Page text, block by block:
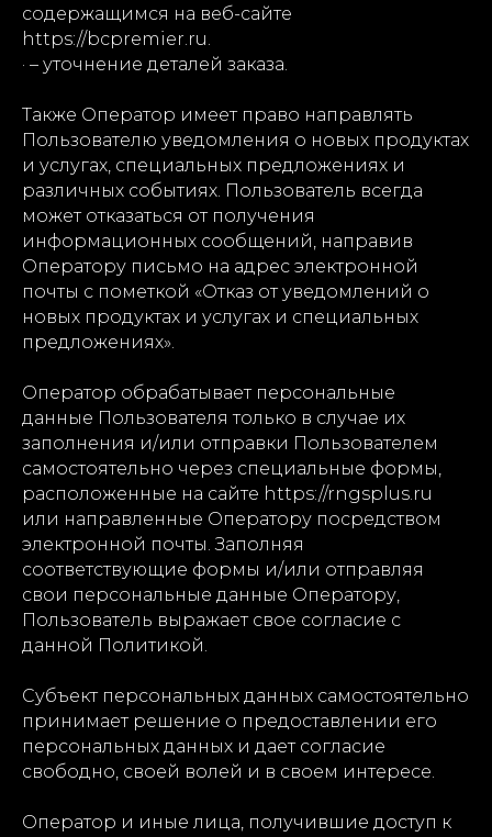
содержащимся на веб-сайте
https://bcpremier.ru.
· – уточнение деталей заказа.
Также Оператор имеет право направлять
Пользователю уведомления о новых продуктах
и услугах, специальных предложениях и
различных событиях. Пользователь всегда
может отказаться от получения
информационных сообщений, направив
Оператору письмо на адрес электронной
почты с пометкой «Отказ от уведомлений о
новых продуктах и услугах и специальных
предложениях».
Оператор обрабатывает персональные
данные Пользователя только в случае их
заполнения и/или отправки Пользователем
самостоятельно через специальные формы,
расположенные на сайте https://rngsplus.ru
или направленные Оператору посредством
электронной почты. Заполняя
соответствующие формы и/или отправляя
свои персональные данные Оператору,
Пользователь выражает свое согласие с
данной Политикой.
Субъект персональных данных самостоятельно
принимает решение о предоставлении его
персональных данных и дает согласие
свободно, своей волей и в своем интересе.
Оператор и иные лица, получившие доступ к